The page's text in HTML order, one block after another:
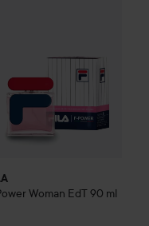
Woman EdT90 ml